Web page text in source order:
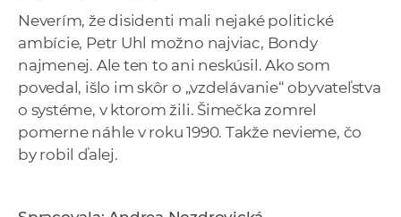
Neverím, že disidenti mali nejaké politické
ambície, Petr Uhl možno najviac, Bondy
najmenej. Ale ten to ani neskúsil. Ako som
povedal, išlo im skôr o „vzdelávanie“ obyvateľstva
o systéme, v ktorom žili. Šimečka zomrel
pomerne náhle v roku 1990. Takže nevieme, čo
by robil ďalej.